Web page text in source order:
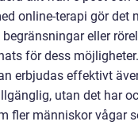
online-terapi gör
eller
för dess
erbjudas effektivt
utan det har
fler människor vågar